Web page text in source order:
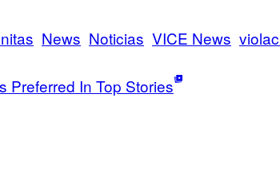
News Noticias VICE News
Preferred In Top Stories